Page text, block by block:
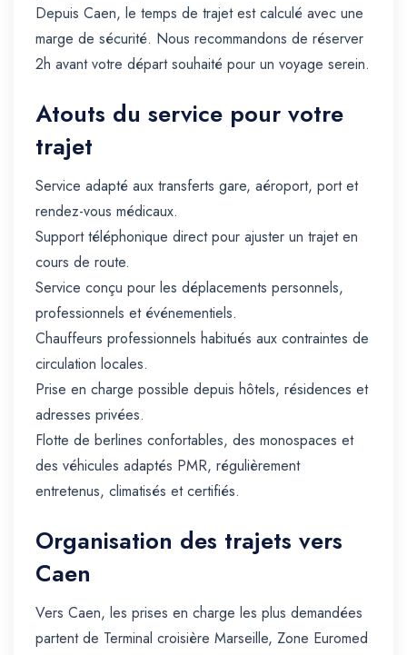
Depuis Caen, le temps de trajet est calculé avec une
marge de sécurité. Nous recommandons de réserver
2h avant votre départ souhaité pour un voyage serein.
Atouts du service pour votre
trajet
Service adapté aux transferts gare, aéroport, port et
rendez-vous médicaux.
Support téléphonique direct pour ajuster un trajet en
cours de route.
Service conçu pour les déplacements personnels,
professionnels et événementiels.
Chauffeurs professionnels habitués aux contraintes de
circulation locales.
Prise en charge possible depuis hôtels, résidences et
adresses privées.
Flotte de berlines confortables, des monospaces et
des véhicules adaptés PMR, régulièrement
entretenus, climatisés et certifiés.
Organisation des trajets vers
Caen
Vers Caen, les prises en charge les plus demandées
partent de Terminal croisière Marseille, Zone Euromed